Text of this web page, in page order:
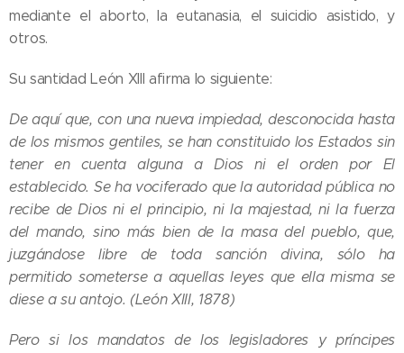
mediante el aborto, la eutanasia, el suicidio asistido, y
otros.
Su santidad León XIII afirma lo siguiente:
De aquí que, con una nueva impiedad, desconocida hasta
de los mismos gentiles, se han constituido los Estados sin
tener en cuenta alguna a Dios ni el orden por El
establecido. Se ha vociferado que la autoridad pública no
recibe de Dios ni el principio, ni la majestad, ni la fuerza
del mando, sino más bien de la masa del pueblo, que,
juzgándose libre de toda sanción divina, sólo ha
permitido someterse a aquellas leyes que ella misma se
diese a su antojo. (León XIII, 1878)
Pero si los mandatos de los legisladores y príncipes